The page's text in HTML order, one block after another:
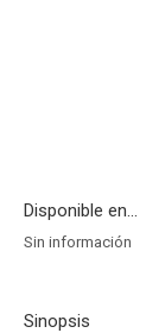
Disponible en...
Sin información
Sinopsis